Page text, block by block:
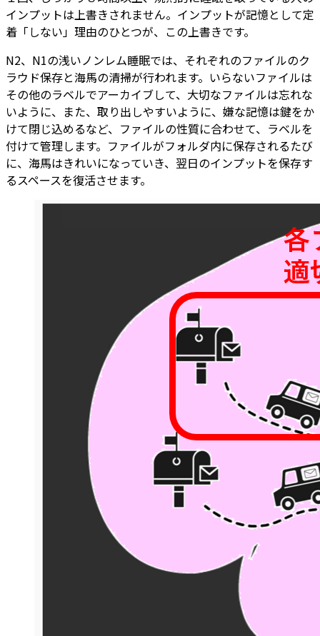
インプットは上書きされません。インプットが記憶として定
着「しない」理由のひとつが、この上書きです。
N2、N1の浅いノンレム睡眠では、それぞれのファイルのク
ラウド保存と海馬の清掃が行われます。いらないファイルは
その他のラベルでアーカイブして、大切なファイルは忘れな
いように、また、取り出しやすいように、嫌な記憶は鍵をか
けて閉じ込めるなど、ファイルの性質に合わせて、ラベルを
付けて管理します。ファイルがフォルダ内に保存されるたび
に、海馬はきれいになっていき、翌日のインプットを保存す
るスペースを復活させます。